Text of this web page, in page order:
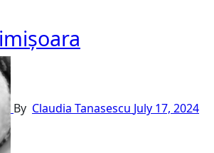
By Claudia Tanasescu July 17, 2024